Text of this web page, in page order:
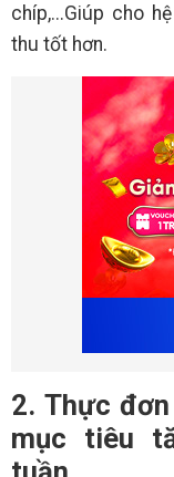
chíp,...Giúp cho
thu tốt hơn.
2. Thực
mục tiêu